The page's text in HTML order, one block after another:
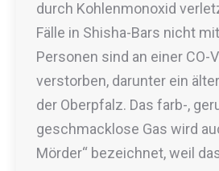
durch Kohlenmonoxid
Fälle in Shisha-Bars nicht
Personen sind an einer CO-
verstorben, darunter ein
der Oberpfalz. Das farb-,
geschmacklose Gas wird
Mörder“ bezeichnet, weil